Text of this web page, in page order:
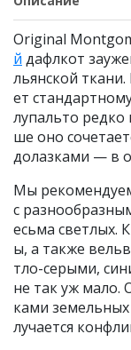
Original
й дафлкот
льянской
ет
лупальто редко
ше оно
долазками — в
Мы
с
есьма светлых.
ы, а также
тло-серыми,
не так уж мало.
ками
лучается